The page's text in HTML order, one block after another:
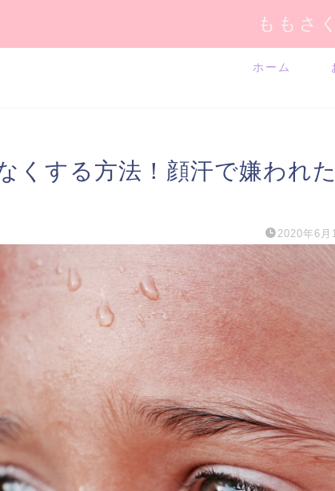
ももさ
ホーム
くする方法！顔汗で嫌われ
2020年6月